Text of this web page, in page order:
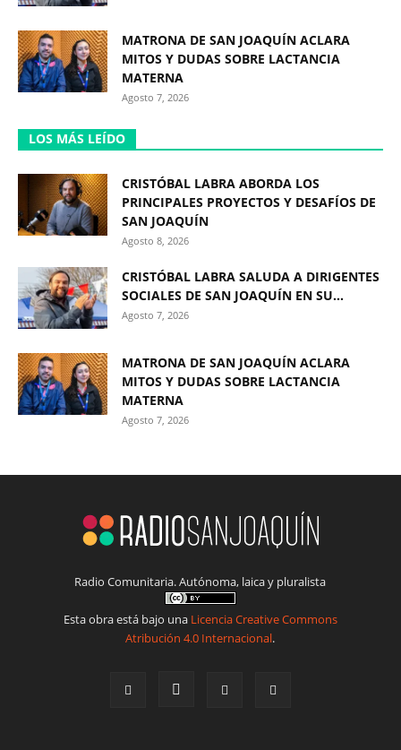
MATRONA DE SAN JOAQUÍN ACLARA
MITOS Y DUDAS SOBRE LACTANCIA
MATERNA
Agosto 7, 2026
LOS MÁS LEÍDO
CRISTÓBAL LABRA ABORDA LOS
PRINCIPALES PROYECTOS Y DESAFÍOS DE
SAN JOAQUÍN
Agosto 8, 2026
CRISTÓBAL LABRA SALUDA A DIRIGENTES
SOCIALES DE SAN JOAQUÍN EN SU...
Agosto 7, 2026
MATRONA DE SAN JOAQUÍN ACLARA
MITOS Y DUDAS SOBRE LACTANCIA
MATERNA
Agosto 7, 2026
Radio Comunitaria. Autónoma, laica y pluralista
Esta obra está bajo una Licencia Creative Commons
Atribución 4.0 Internacional.